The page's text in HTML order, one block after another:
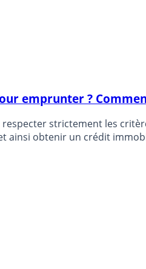
emprunter ?
strictement les
ainsi obtenir un crédit